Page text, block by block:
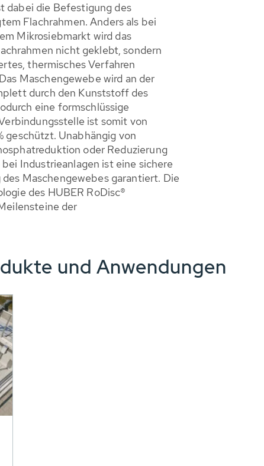
dabei die Befestigung des
Flachrahmen. Anders als bei
Mikrosiebmarkt wird das
nicht geklebt, sondern
thermisches Verfahren
Maschengewebe wird an der
durch den Kunststoff des
eine formschlüssige
ist somit von
geschützt. Unabhängig von
oder Reduzierung
Industrieanlagen ist eine sichere
Maschengewebes garantiert. Die
des HUBER RoDisc®
der
und Anwendungen